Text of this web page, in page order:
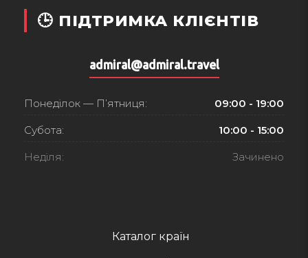
Каталог країн
🕒 ПІДТРИМКА КЛІЄНТІВ
admiral@admiral.travel
Понеділок — П’ятниця: 09:00 - 19:00
Субота: 10:00 - 15:00
Неділя: Зачинено